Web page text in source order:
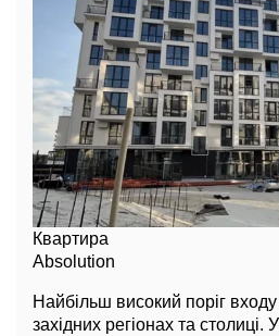
Квартира
Absolution
Найбільш високий поріг
західних регіонах та